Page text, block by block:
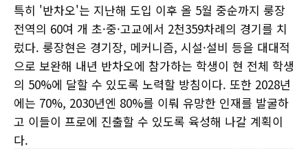
특히 '반차오'는 지난해 도입 이후 올 5월 중순까지 룽장
전역의 60여 개 초·중·고교에서 2천359차례의 경기를 치
렀다. 룽장현은 경기장, 메커니즘, 시설·설비 등을 대대적
으로 보완해 내년 반차오에 참가하는 학생이 현 전체 학생
의 50%에 달할 수 있도록 노력할 방침이다. 또한 2028년
에는 70%, 2030년엔 80%를 이뤄 유망한 인재를 발굴하
고 이들이 프로에 진출할 수 있도록 육성해 나갈 계획이
다.